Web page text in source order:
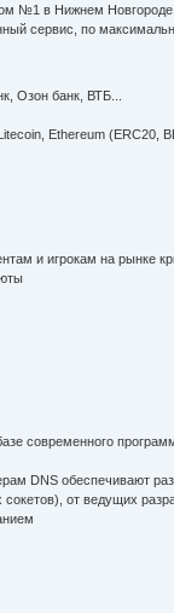
№1 в Нижнем
сервис, по
Озон банк, ВТБ...
Ethereum (ERC20,
и игрокам на рынке
современного
DNS обеспечивают
от ведущих